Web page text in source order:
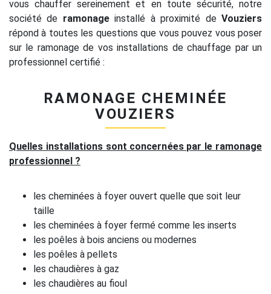
vous chauffer sereinement et en toute sécurité, notre
société de ramonageinstallé à proximité deVouziers
répond à toutes les questions que vous pouvez vous poser
sur le ramonage de vos installations de chauffage par un
professionnel certifié :
RAMONAGE CHEMINÉE
VOUZIERS
Quelles installations sont concernées par le ramonage
professionnel ?
les cheminées à foyer ouvert quelle que soit leur
taille
les cheminées à foyer fermé comme les inserts
les poêles à bois anciens ou modernes
les poêles à pellets
les chaudières à gaz
les chaudières au fioul